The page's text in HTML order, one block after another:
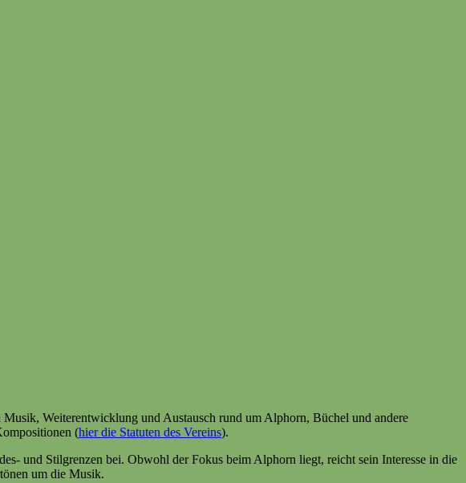
Weiterentwicklung und Austausch rund um Alphorn, Büchel und andere
(hier die Statuten des Vereins).
und Stilgrenzen bei. Obwohl der Fokus beim Alphorn liegt, reicht sein Interesse in die
um die Musik.